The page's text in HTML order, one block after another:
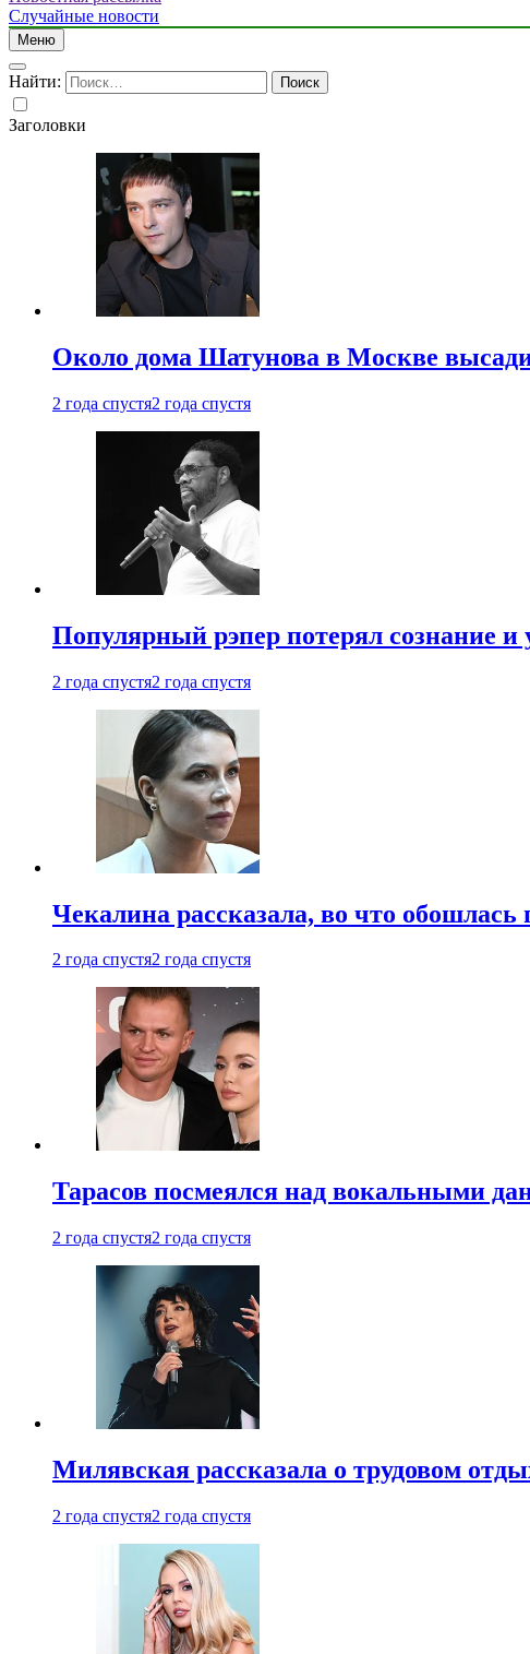
Случайные новости
Меню
Найти:
Заголовки
Около дома Шатунова в Москве
2 года спустя2 года спустя
Популярный рэпер потерял сознание
2 года спустя2 года спустя
Чекалина рассказала, во что обошлась
2 года спустя2 года спустя
Тарасов посмеялся над вокальными
2 года спустя2 года спустя
Милявская рассказала о трудовом
2 года спустя2 года спустя